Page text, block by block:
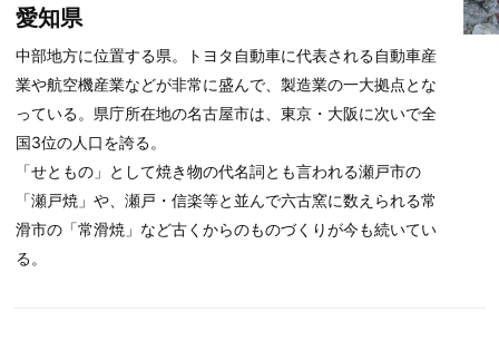
愛知県
中部地方に位置する県。トヨタ自動車に代表される自動車産
業や航空機産業などが非常に盛んで、製造業の一大拠点とな
っている。県庁所在地の名古屋市は、東京・大阪に次いで全
国3位の人口を誇る。
「せともの」として焼き物の代名詞とも言われる瀬戸市の
「瀬戸焼」や、瀬戸・信楽等と並んで六古窯に数えられる常
滑市の「常滑焼」など古くからのものづくりが今も続いてい
る。